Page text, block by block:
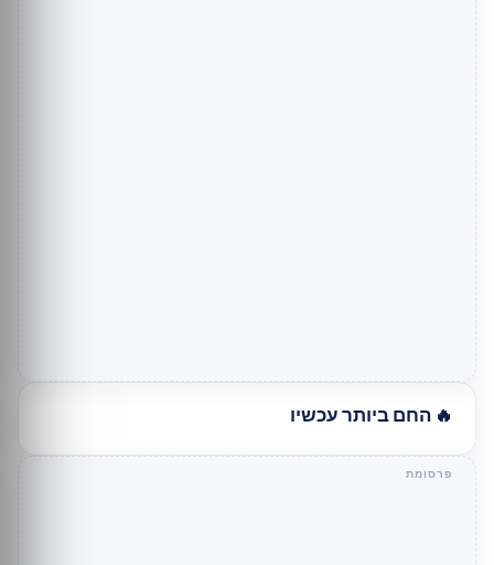
🔥 החם ביותר עכשיו